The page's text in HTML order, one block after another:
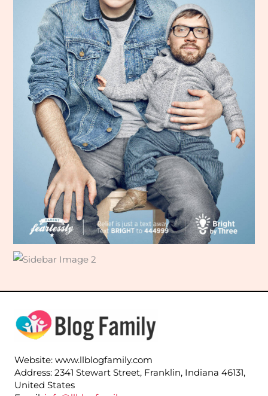
Website: www.llblogfamily.com
Address: 2341 Stewart Street, Franklin, Indiana 46131,
United States